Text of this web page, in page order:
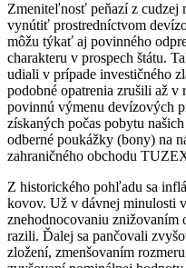
Zmeniteľnosť peňazí z cudzej
vynútiť prostredníctvom
môžu týkať aj povinného
charakteru v prospech štátu.
udiali v prípade investičného
podobné opatrenia zrušili až
povinnú výmenu devízových
získaných počas pobytu
odberné poukážky (bony) na
zahraničného obchodu
Z historického pohľadu sa
kovov. Už v dávnej minulosti
znehodnocovaniu
razili. Ďalej sa pančovali
zložení, zmenšovaním